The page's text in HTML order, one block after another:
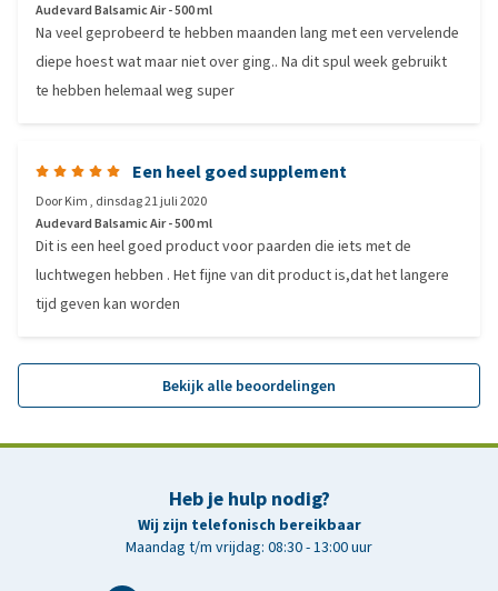
Audevard Balsamic Air - 500 ml
Na veel geprobeerd te hebben maanden lang met een vervelende
diepe hoest wat maar niet over ging.. Na dit spul week gebruikt
te hebben helemaal weg super
Een heel goed supplement
DoorKim, dinsdag 21 juli 2020
Audevard Balsamic Air - 500 ml
Dit is een heel goed product voor paarden die iets met de
luchtwegen hebben . Het fijne van dit product is,dat het langere
tijd geven kan worden
Bekijk alle beoordelingen
Heb je hulp nodig?
Wij zijn telefonisch bereikbaar
Maandag t/m vrijdag: 08:30 - 13:00 uur